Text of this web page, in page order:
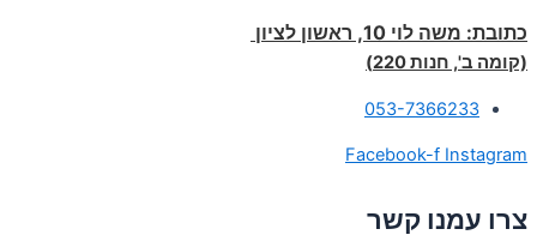
כתובת: משה לוי 10, ראשון לציון
(קומה ב', חנות 220)
053-7366233
Facebook-f Instagram
צרו עמנו קשר